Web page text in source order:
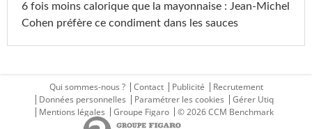
6 fois moins calorique que la mayonnaise : Jean-Michel
Cohen préfère ce condiment dans les sauces
Qui sommes-nous ? Contact Publicité
Recrutement
Données personnelles
Paramétrer les cookies
Gérer Utiq
Mentions légales
Groupe Figaro © 2026 CCM Benchmark